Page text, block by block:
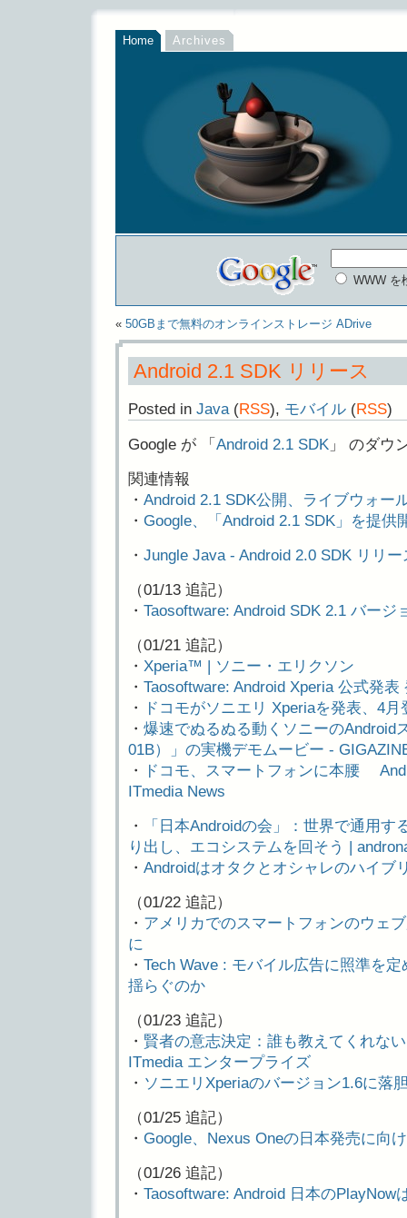
Home Archives
WWW を
« 50GBまで無料のオンラインストレージ ADrive
Android 2.1 SDK リリース
Posted in Java(RSS), モバイル (RSS)
Google が 「 Android 2.1 SDK 」 のダウ
関連情報
・ Android 2.1 SDK公開、ライブウォー
・ Google、「Android 2.1 SDK」を提供
・ Jungle Java - Android 2.0 SDK リリー
（01/13 追記）
・ Taosoftware: Android SDK 2.1 バージ
（01/21 追記）
・ Xperia™ | ソニー・エリクソン
・ Taosoftware: Android Xperia 公式発表
・
ドコモがソニエリ Xperiaを発表、4月
・ 爆速でぬるぬる動くソニーのAndroid
01B）」の実機デモムービー -
・
ドコモ、スマートフォンに本腰
ITmedia News
・
「日本Androidの会」：世界で通用
り出し、エコシステムを回そう |
・ Androidはオタクとオシャレのハイブ
（01/22 追記）
・ アメリカでのスマートフォンのウェ
に
・ Tech Wave : モバイル広告に照準を
揺らぐのか
（01/23 追記）
・ 賢者の意志決定：誰も教えてくれな
ITmedia エンタープライズ
・ ソニエリXperiaのバージョン1.6に落
（01/25 追記）
・ Google、Nexus Oneの日本発売に向
（01/26 追記）
・ Taosoftware: Android 日本のPlayNow